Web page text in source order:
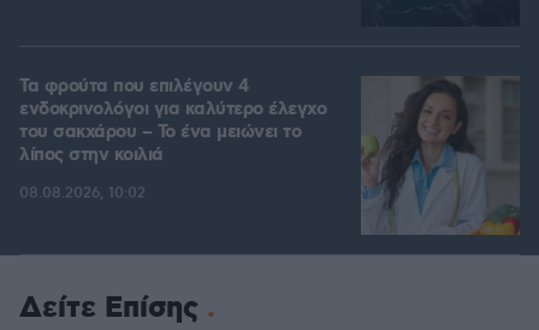
Τα φρούτα που επιλέγουν 4
ενδοκρινολόγοι για καλύτερο έλεγχο
του σακχάρου – Το ένα μειώνει το
λίπος στην κοιλιά
08.08.2026, 10:02
Δείτε Επίσης